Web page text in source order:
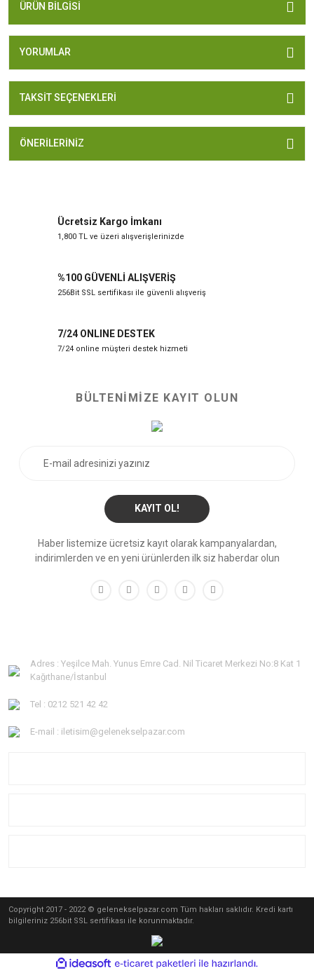
ÜRÜN BILGISI
YORUMLAR
TAKSIT SEÇENEKLERI
ÖNERILERINIZ
Ücretsiz Kargo İmkanı
1,800 TL ve üzeri alışverişlerinizde
%100 GÜVENLİ ALIŞVERİŞ
256Bit SSL sertifikası ile güvenli alışveriş
7/24 ONLINE DESTEK
7/24 online müşteri destek hizmeti
BÜLTENİMİZE KAYIT OLUN
KAYIT OL!
Haber listemize ücretsiz kayıt olarak kampanyalardan,
indirimlerden ve en yeni ürünlerden ilk siz haberdar olun
Adres : Yeşilce Mah. Yunus Emre Cad. Nil Ticaret Merkezi No:8 Kat 1
Kağıthane/İstanbul
Tel : 0212 521 42 42
E-mail : iletisim@gelenekselpazar.com
Copyright 2017 - 2022 © gelenekselpazar.com Tüm hakları saklıdır. Kredi kartı
bilgileriniz 256bit SSL sertifikası ile korunmaktadır.
ideasoft
e-